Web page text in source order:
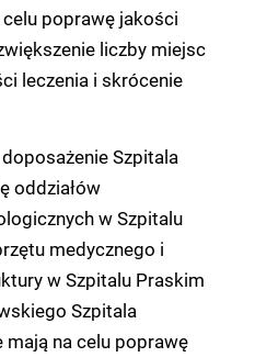
poprawę jakości
liczby miejsc
leczenia i skrócenie
Szpitala
oddziałów
w Szpitalu
medycznego i
w Szpitalu Praskim
Szpitala
mają na celu poprawę